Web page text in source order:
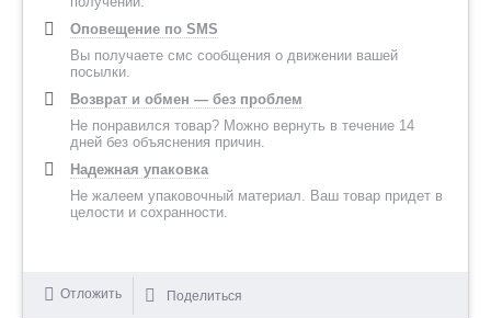
Оповещение по SMS
Вы получаете смс сообщения о движении вашей
посылки.
Возврат и обмен — без проблем
Не понравился товар? Можно вернуть в течение 14
дней без объяснения причин.
Надежная упаковка
Не жалеем упаковочный материал. Ваш товар придет в
целости и сохранности.
Отложить Поделиться